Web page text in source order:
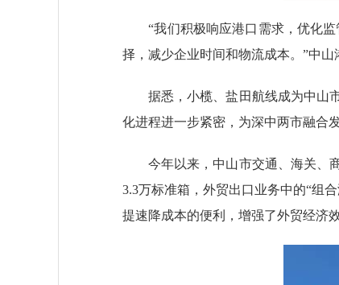
“我们积极响应港口需求，优化监
择，减少企业时间和物流成本。”中山
据悉，小榄、盐田航线成为中山市
化进程进一步紧密，为深中两市融合
今年以来，中山市交通、海关、商
3.3万标准箱，外贸出口业务中的“组
提速降成本的便利，增强了外贸经济